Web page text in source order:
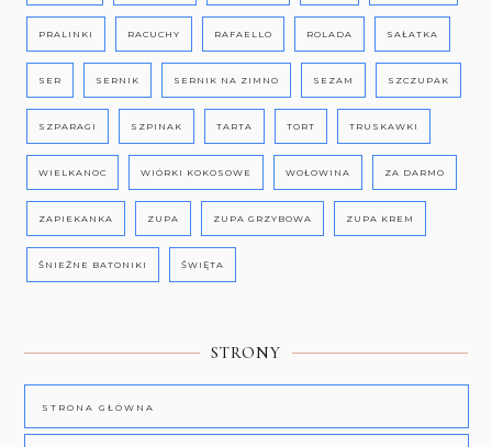
PRALINKI RACUCHY RAFAELLO ROLADA SAŁATKA
SER SERNIK SERNIK NA ZIMNO SEZAM SZCZUPAK
SZPARAGI SZPINAK TARTA TORT TRUSKAWKI
WIELKANOC WIÓRKI KOKOSOWE WOŁOWINA ZA DARMO
ZAPIEKANKA ZUPA ZUPA GRZYBOWA ZUPA KREM
ŚNIEŻNE BATONIKI ŚWIĘTA
STRONY
STRONA GŁÓWNA